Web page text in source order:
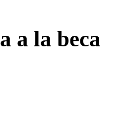
a la beca